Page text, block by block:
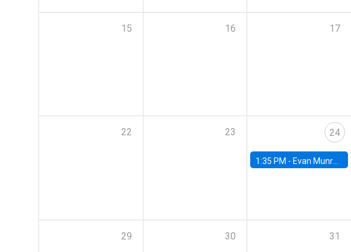
15 16 17
22 23 24
1:35 PM - Evan Munro, Neyman Visiting Assistant Professor in the Department of Statistics at UC Berkeley
29 30 31